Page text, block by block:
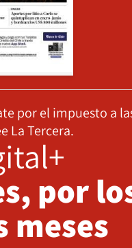
por el impuesto a
La Tercera.
por
meses